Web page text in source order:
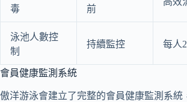
毒 前
泳池人數控
制
持續監控 每人
會員健康監測系統
傲洋游泳會建立了完整的會員健康監測系統